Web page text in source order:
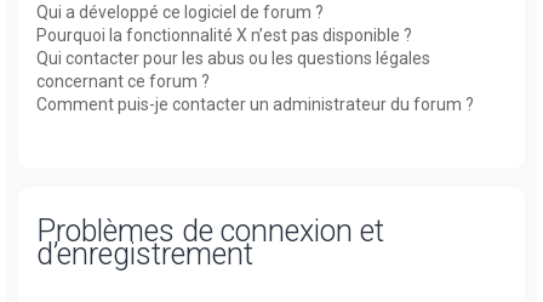
Qui a développé ce logiciel de forum ?
Pourquoi la fonctionnalité X n’est pas disponible ?
Qui contacter pour les abus ou les questions légales
concernant ce forum ?
Comment puis-je contacter un administrateur du forum ?
Problèmes de connexion et
d’enregistrement